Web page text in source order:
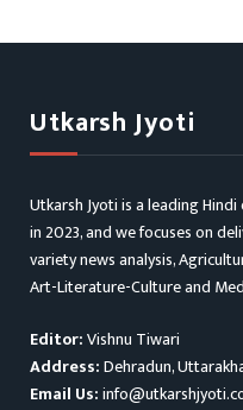
Utkarsh Jyoti
Utkarsh Jyoti is a leading
in 2023, and we focuses on
variety news analysis,
Art-Literature-Culture and
Editor:Vishnu Tiwari
Address:Dehradun,
Email Us: